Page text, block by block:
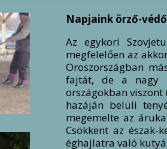
Napjaink örző-
Az egykori
megfelelően az
Oroszországban
fajtát, de a nagy
országokban
hazáján belüli
megemelte az
Csökkent az
éghajlatra való